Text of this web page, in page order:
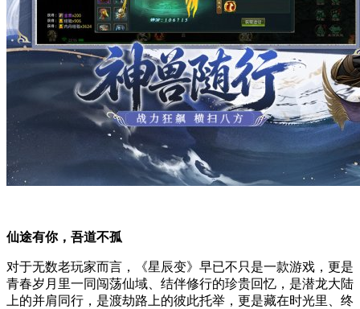
仙途有你，吾道不孤
对于无数老玩家而言，《星辰变》早已不只是一款游戏，更是
青春岁月里一同闯荡仙域、结伴修行的珍贵回忆，是潜龙大陆
上的并肩同行，是渡劫路上的彼此托举，更是藏在时光里、终